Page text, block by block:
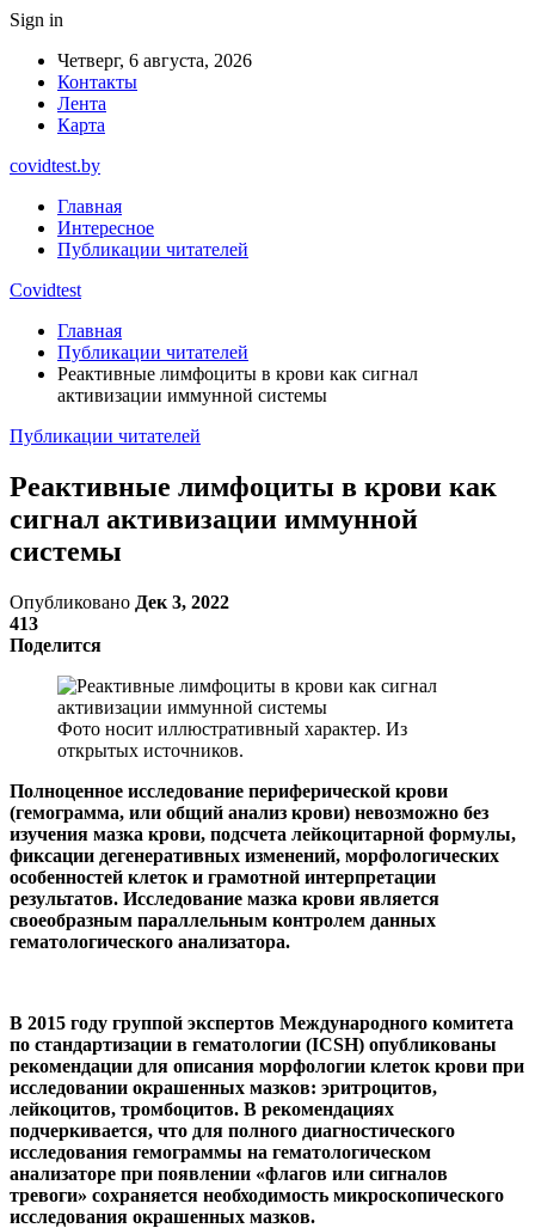
Sign in
Четверг, 6 августа, 2026
Контакты
Лента
Карта
covidtest.by
Главная
Интересное
Публикации читателей
Covidtest
Главная
Публикации читателей
Реактивные лимфоциты в крови как сигнал
активизации иммунной системы
Публикации читателей
Реактивные лимфоциты в крови как
сигнал активизации иммунной
системы
Опубликовано Дек 3, 2022
413
Поделится
Фото носит иллюстративный характер. Из
открытых источников.
Полноценное исследование периферической крови
(гемограмма, или общий анализ крови) невозможно без
изучения мазка крови, подсчета лейкоцитарной формулы,
фиксации дегенеративных изменений, морфологических
особенностей клеток и грамотной интерпретации
результатов. Исследование мазка крови является
своеобразным параллельным контролем данных
гематологического анализатора.
В 2015 году группой экспертов Международного комитета
по стандартизации в гематологии (ICSH) опубликованы
рекомендации для описания морфологии клеток крови при
исследовании окрашенных мазков: эритроцитов,
лейкоцитов, тромбоцитов. В рекомендациях
подчеркивается, что для полного диагностического
исследования гемограммы на гематологическом
анализаторе при появлении «флагов или сигналов
тревоги» сохраняется необходимость микроскопического
исследования окрашенных мазков.